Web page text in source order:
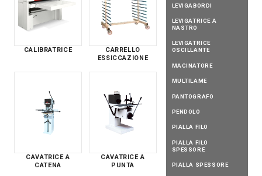
CALIBRATRICE
CARRELLO
ESSICCAZIONE
CAVATRICE A
CATENA
CAVATRICE A
PUNTA
LEVIGABORDI
LEVIGATRICE A
NASTRO
LEVIGATRICE
OSCILLANTE
MACINATORE
MULTILAME
PANTOGRAFO
PENDOLO
PIALLA FILO
PIALLA FILO
SPESSORE
PIALLA SPESSORE